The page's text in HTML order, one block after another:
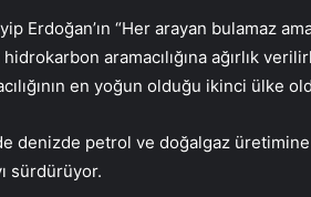
Erdoğan’ın “Her arayan bulamaz
aramacılığına ağırlık
en yoğun olduğu ikinci ülke
denizde petrol ve doğalgaz
sürdürüyor.